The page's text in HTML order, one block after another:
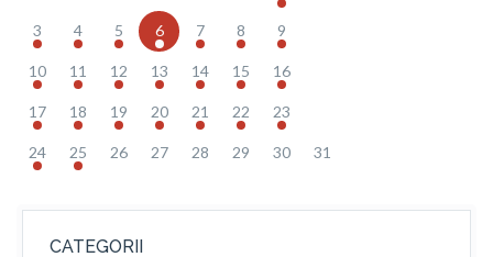
3 4 5 6 7 8 9
10 11 12 13 14 15 16
17 18 19 20 21 22 23
24 25 26 27 28 29 30 31
CATEGORII